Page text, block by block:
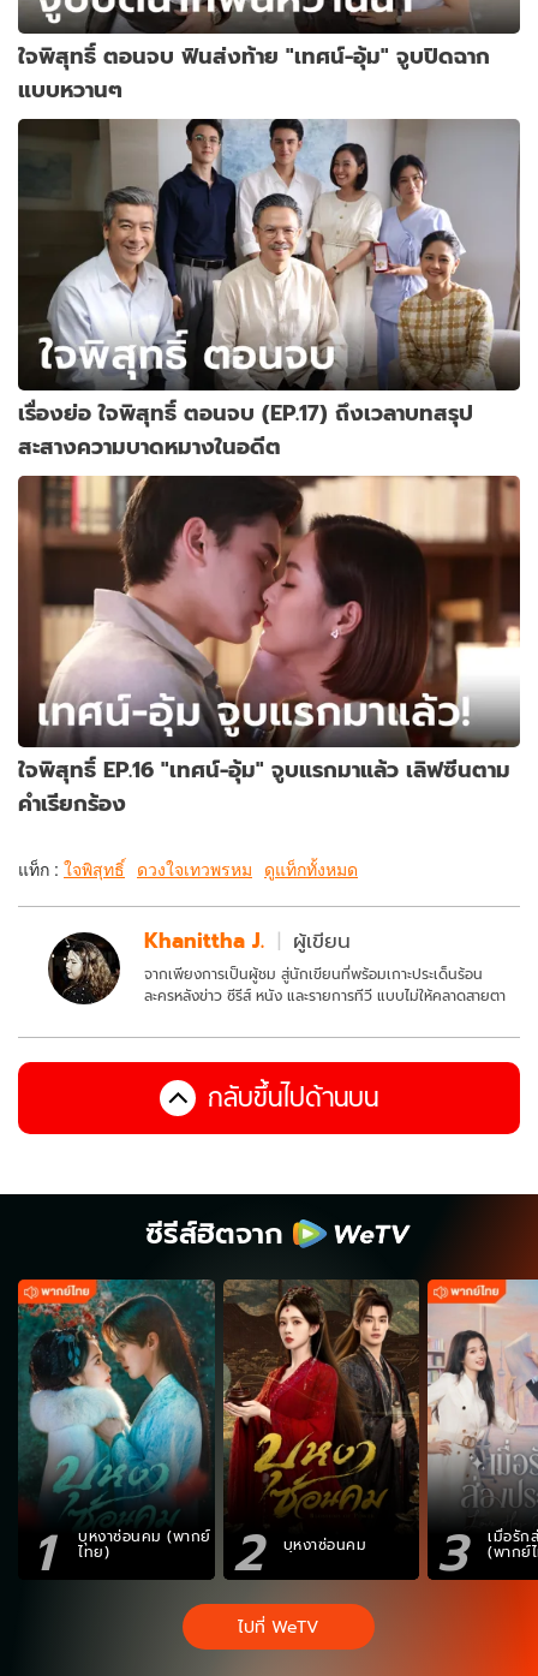
ใจพิสุทธิ์ ตอนจบ ฟินส่งท้าย "เทศน์-อุ้ม" จูบปิดฉาก
แบบหวานๆ
เรื่องย่อ ใจพิสุทธิ์ ตอนจบ (EP.17) ถึงเวลาบทสรุป
สะสางความบาดหมางในอดีต
ใจพิสุทธิ์ EP.16 "เทศน์-อุ้ม" จูบแรกมาแล้ว เลิฟซีนตาม
คำเรียกร้อง
แท็ก : ใจพิสุทธิ์ ดวงใจเทวพรหม ดูแท็กทั้งหมด
Khanittha J. ผู้เขียน
จากเพียงการเป็นผู้ชม สู่นักเขียนที่พร้อมเกาะประเด็นร้อน
ละครหลังข่าว ซีรีส์ หนัง และรายการทีวี แบบไม่ให้คลาดสายตา
กลับขึ้นไปด้านบน
ซีรีส์ฮิตจาก
1 บุหงาซ่อนคม (พากย์
ไทย) 2 บุหงาซ่อนคม 3 เมื่อรัก
(พากย์
ไปที่ WeTV